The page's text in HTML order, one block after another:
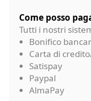
Come posso
Tutti i nostri
Bonifico
Carta di
Satispay
Paypal
AlmaPay